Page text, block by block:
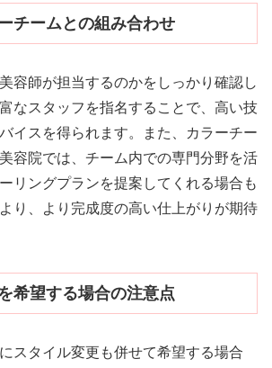
チームとの組み合わせ
容師が担当するのかをしっかり確認し
なスタッフを指名することで、高い技
イスを得られます。また、カラーチー
容院では、チーム内での専門分野を活
リングプランを提案してくれる場合も
り、より完成度の高い仕上がりが期待
希望する場合の注意点
スタイル変更も併せて希望する場合